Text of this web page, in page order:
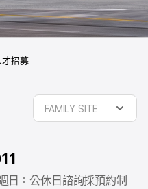
才招募
FAMILY SITE
日：公休日 諮詢採預約制